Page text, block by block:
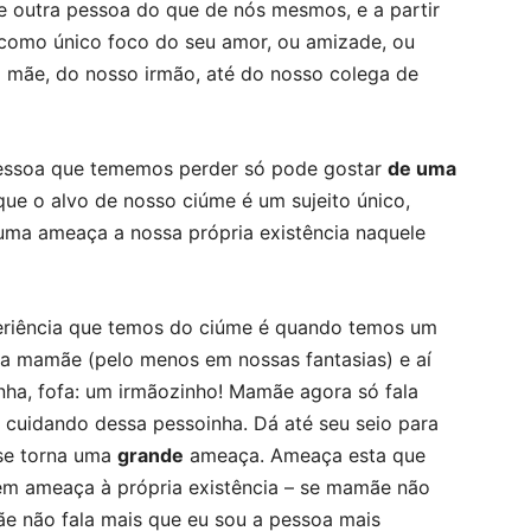
pessoa do que de nós mesmos, e a partir
único foco do seu amor, ou amizade, ou
do nosso irmão, até do nosso colega de
que tememos perder só pode gostar de uma
o alvo de nosso ciúme é um sujeito único,
ameaça a nossa própria existência naquele
que temos do ciúme é quando temos um
mamãe (pelo menos em nossas fantasias) e aí
fofa: um irmãozinho! Mamãe agora só fala
dessa pessoinha. Dá até seu seio para
torna uma grande ameaça. Ameaça esta que
ameaça à própria existência – se mamãe não
não fala mais que eu sou a pessoa mais